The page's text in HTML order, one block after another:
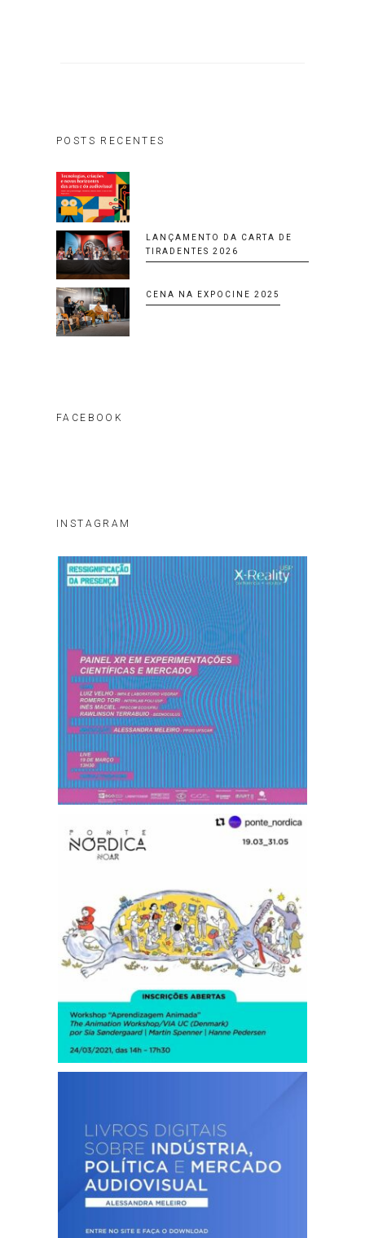
POSTS RECENTES
LANÇAMENTO DA CARTA DE
TIRADENTES 2026
CENA NA EXPOCINE 2025
FACEBOOK
INSTAGRAM